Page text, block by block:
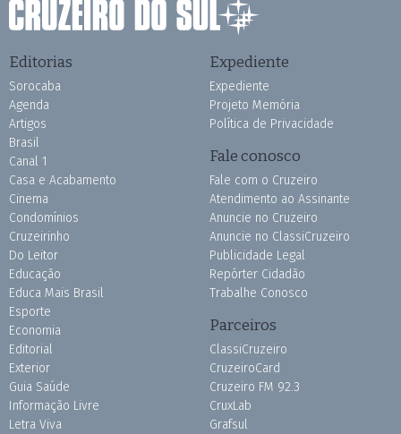
Editorias
Sorocaba
Agenda
Artigos
Brasil
Canal 1
Casa e Acabamento
Cinema
Condomínios
Cruzeirinho
Do Leitor
Educação
Educa Mais Brasil
Esporte
Economia
Editorial
Exterior
Guia Saúde
Informação Livre
Letra Viva
Expediente
Expediente
Projeto Memória
Política de Privacidade
Fale conosco
Fale com o Cruzeiro
Atendimento ao Assinante
Anuncie no Cruzeiro
Anuncie no ClassiCruzeiro
Publicidade Legal
Repórter Cidadão
Trabalhe Conosco
Parceiros
ClassiCruzeiro
CruzeiroCard
Cruzeiro FM 92.3
CruxLab
Grafsul